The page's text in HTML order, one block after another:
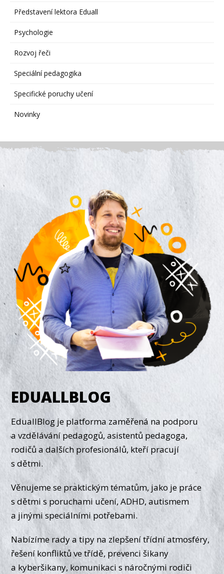
Představení lektora Eduall
Psychologie
Rozvoj řeči
Speciální pedagogika
Specifické poruchy učení
Novinky
EDUALLBLOG
EduallBlog je platforma zaměřená na podporu
a vzdělávání pedagogů, asistentů pedagoga,
rodičů a dalších profesionálů, kteří pracují
s dětmi.
Věnujeme se praktickým tématům, jako je práce
s dětmi s poruchami učení, ADHD, autismem
a jinými speciálními potřebami.
Nabízíme rady a tipy na zlepšení třídní atmosféry,
řešení konfliktů ve třídě, prevenci šikany
a kyberšikany, komunikaci s náročnými rodiči